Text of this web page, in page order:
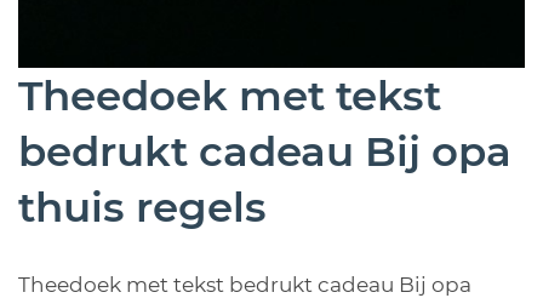
Theedoek met tekst
bedrukt cadeau Bij opa
thuis regels
Theedoek met tekst bedrukt cadeau Bij opa